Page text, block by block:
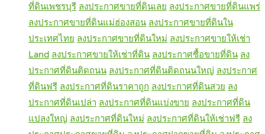
ที่ดินเพชรบุรี ลงประกาศขายที่ดินเลย ลงประกาศขายที่ดินแพร่
ลงประกาศขายที่ดินแม่ฮ่องสอน ลงประกาศขายที่ดินใน
ประเทศไทย ลงประกาศขายที่ดินใหม่ ลงประกาศขายให้เช่า
Land ลงประกาศขายให้เช่าที่ดิน ลงประกาศซื้อขายที่ดิน ลง
ประกาศที่ดินติดถนน ลงประกาศที่ดินติดถนนใหญ่ ลงประกาศ
ที่ดินฟรี ลงประกาศที่ดินราคาถูก ลงประกาศที่ดินสวย ลง
ประกาศที่ดินเปล่า ลงประกาศที่ดินแบ่งขาย ลงประกาศที่ดิน
แปลงใหญ่ ลงประกาศที่ดินใหม่ ลงประกาศที่ดินให้เช่าฟรี ลง